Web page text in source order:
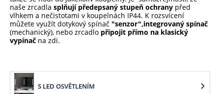
naše zrcadla splňují předepsaný stupeň ochrany před
vlhkem a nečistotami v koupelnách IP44. K rozsvícení
můžete využít dotykový spínač "senzor",integrovaný spínač
(mechanický), nebo zrcadlo připojit přímo na klasický
vypínač na zdi.
S LED OSVĚTLENÍM